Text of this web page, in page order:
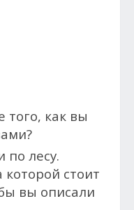
того, как вы
по лесу.
стоит
вы описали